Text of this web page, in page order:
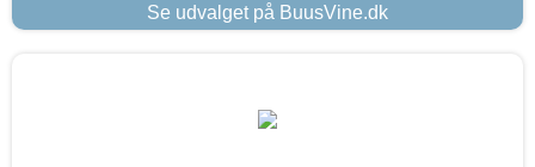
Se udvalget på BuusVine.dk